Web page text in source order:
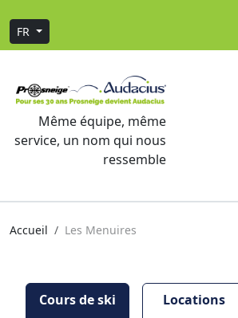
FR
Même équipe, même
service, un nom qui nous
ressemble
Accueil Les Menuires
Cours de ski Locations